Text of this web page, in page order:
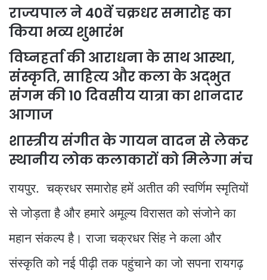
राज्यपाल ने 40वें चक्रधर समारोह का
किया भव्य शुभारंभ
विघ्नहर्ता की आराधना के साथ आस्था,
संस्कृति, साहित्य और कला के अद्भुत
संगम की 10 दिवसीय यात्रा का शानदार
आगाज
शास्त्रीय संगीत के गायन वादन से लेकर
स्थानीय लोक कलाकारों को मिलेगा मंच
रायपुर. चक्रधर समारोह हमें अतीत की स्वर्णिम स्मृतियों
से जोड़ता है और हमारे अमूल्य विरासत को संजोने का
महान संकल्प है। राजा चक्रधर सिंह ने कला और
संस्कृति को नई पीढ़ी तक पहुंचाने का जो सपना रायगढ़